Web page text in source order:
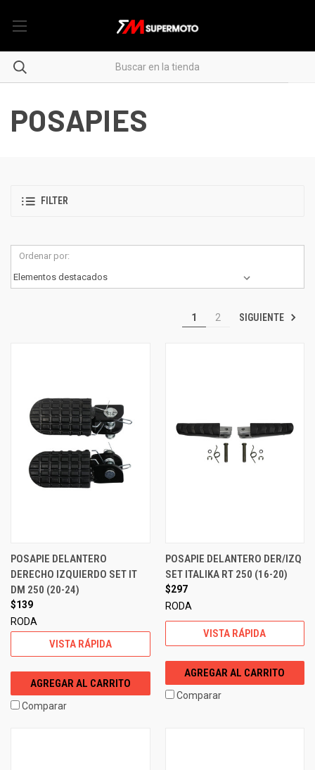
POSAPIES
FILTER
Ordenar por:
1 2 SIGUIENTE
POSAPIE DELANTERO
DERECHO IZQUIERDO SET IT
DM 250 (20-24)
$139
RODA
VISTA RÁPIDA
AGREGAR AL CARRITO
Comparar
POSAPIE DELANTERO DER/IZQ
SET ITALIKA RT 250 (16-20)
$297
RODA
VISTA RÁPIDA
AGREGAR AL CARRITO
Comparar